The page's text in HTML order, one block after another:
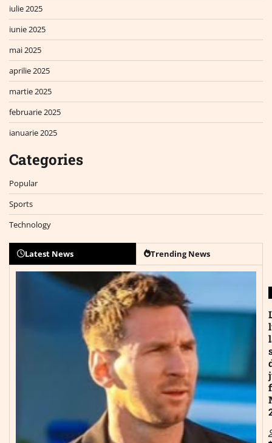
iulie 2025
iunie 2025
mai 2025
aprilie 2025
martie 2025
februarie 2025
ianuarie 2025
Categories
Popular
Sports
Technology
Latest News Trending News